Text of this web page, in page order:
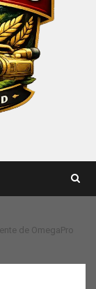
de OmegaPro